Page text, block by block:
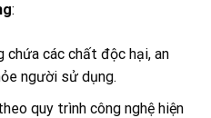
:
chứa các chất độc hại, an
người sử dụng.
quy trình công nghệ hiện